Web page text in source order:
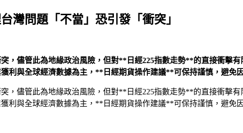
灣問題「不當」恐引發「衝突」
，儘管此為地緣政治風險，但對**日經225指數走勢**的直接衝擊
利與全球經濟數據為主，**日經期貨操作建議**可保持謹慎，避免
，儘管此為地緣政治風險，但對**日經225指數走勢**的直接衝擊
利與全球經濟數據為主，**日經期貨操作建議**可保持謹慎，避免